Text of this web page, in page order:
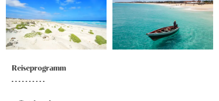
Reiseprogramm